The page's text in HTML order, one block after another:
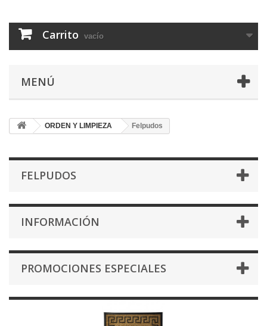
Carrito vacío
MENÚ
ORDEN Y LIMPIEZA Felpudos
FELPUDOS
INFORMACIÓN
PROMOCIONES ESPECIALES